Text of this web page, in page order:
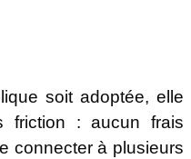
soit adoptée, elle
friction : aucun frais
connecter à plusieurs